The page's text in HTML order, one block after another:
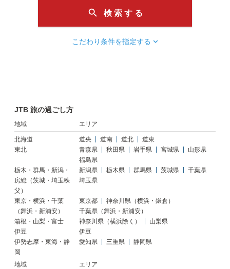
こだわり条件を指定する chevron_right
search 検 索 す る
JTB 旅の過ごし方
地域 エリア
北海道 道央 道南 道北
道東
東北
青森県 秋田県 岩手県 宮城県
山形県
福島県
栃木・群馬・新潟・
房総（茨城・埼玉秩
父）
新潟県 栃木県 群馬県 茨城県
千葉県
埼玉県
東京・横浜・千葉
（舞浜・新浦安）
東京都
神奈川県（横浜・鎌倉）
千葉県（舞浜・新浦安）
箱根・山梨・富士
神奈川県（横浜除く）
山梨県
伊豆
伊豆
伊勢志摩・東海・静
岡
愛知県 三重県 静岡県
地域 エリア